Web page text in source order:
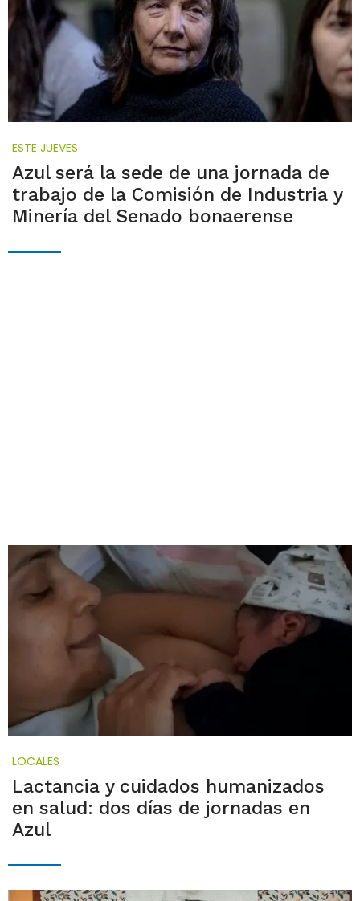
ESTE JUEVES
Azul será la sede de una jornada de
trabajo de la Comisión de Industria y
Minería del Senado bonaerense
LOCALES
Lactancia y cuidados humanizados
en salud: dos días de jornadas en
Azul